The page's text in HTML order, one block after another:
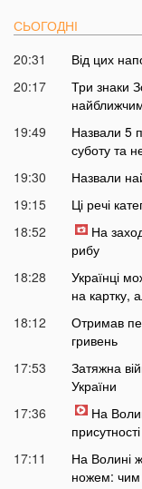
СЬОГОДНІ
20:31
Від цих
20:17
Три знаки
19:49
Назвали 5
суботу та
19:30
Назвали
19:15
Ці речі
18:52
На
рибу
18:28
Українці
на картку,
18:12
Отримав
гривень
17:53
Затяжна
України
17:36
На
присутності
17:11
На Волині
ножем: чим